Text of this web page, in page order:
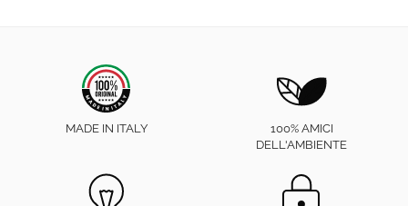
MADE IN ITALY
100% AMICI
DELL'AMBIENTE